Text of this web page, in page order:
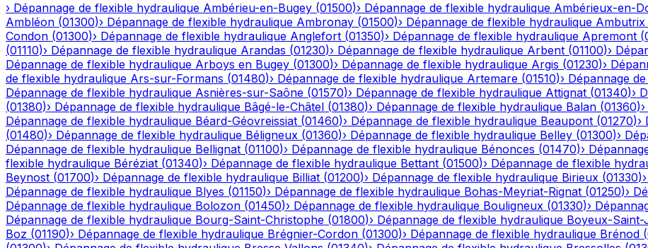
› Dépannage de flexible hydraulique Ambérieu-en-Bugey (01500)› Dépannage de flexible hydraulique Ambérieux-en-
Ambléon (01300)› Dépannage de flexible hydraulique Ambronay (01500)› Dépannage de flexible hydraulique Ambutrix
Condon (01300)› Dépannage de flexible hydraulique Anglefort (01350)› Dépannage de flexible hydraulique Apremont (
(01110)› Dépannage de flexible hydraulique Arandas (01230)› Dépannage de flexible hydraulique Arbent (01100)›
Dépannage de flexible hydraulique Arboys en Bugey (01300)› Dépannage de flexible hydraulique Argis (01230)›
de flexible hydraulique Ars-sur-Formans (01480)› Dépannage de flexible hydraulique Artemare (01510)› Dépannage
Dépannage de flexible hydraulique Asnières-sur-Saône (01570)› Dépannage de flexible hydraulique Attignat (01340)›
(01380)› Dépannage de flexible hydraulique Bâgé-le-Châtel (01380)› Dépannage de flexible hydraulique Balan (01360)›
Dépannage de flexible hydraulique Béard-Géovreissiat (01460)› Dépannage de flexible hydraulique Beaupont (01270)›
(01480)› Dépannage de flexible hydraulique Béligneux (01360)› Dépannage de flexible hydraulique Belley (01300)›
Dépannage de flexible hydraulique Bellignat (01100)› Dépannage de flexible hydraulique Bénonces (01470)›
flexible hydraulique Béréziat (01340)› Dépannage de flexible hydraulique Bettant (01500)› Dépannage de flexible
Beynost (01700)› Dépannage de flexible hydraulique Billiat (01200)› Dépannage de flexible hydraulique Birieux (01330)›
Dépannage de flexible hydraulique Blyes (01150)› Dépannage de flexible hydraulique Bohas-Meyriat-Rignat (01250)›
Dépannage de flexible hydraulique Bolozon (01450)› Dépannage de flexible hydraulique Bouligneux (01330)›
Dépannage de flexible hydraulique Bourg-Saint-Christophe (01800)› Dépannage de flexible hydraulique Boyeux-Saint-
Boz (01190)› Dépannage de flexible hydraulique Brégnier-Cordon (01300)› Dépannage de flexible hydraulique Brénod (